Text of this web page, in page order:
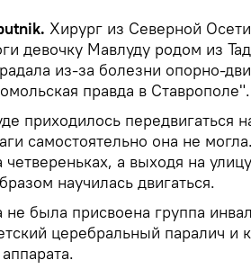
Хирург из Северной
девочку Мавлуду родом из
из-за болезни опорно-
правда в Ставрополе".
приходилось передвигаться
самостоятельно она не
а выходя на
научилась двигаться.
была присвоена группа
церебральный паралич и